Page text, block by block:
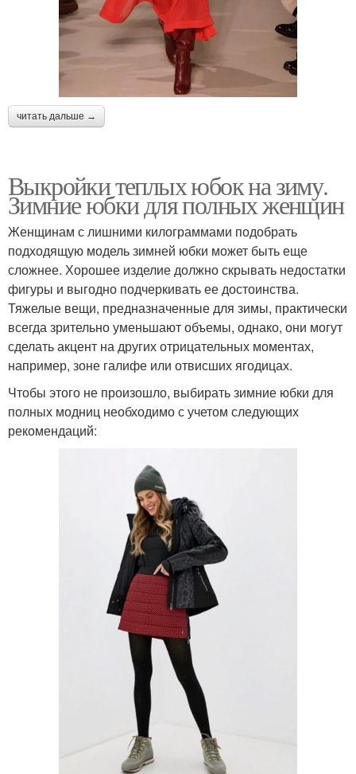
читать дальше →
Выкройки теплых юбок на зиму.
Зимние юбки для полных женщин
Женщинам с лишними килограммами подобрать
подходящую модель зимней юбки может быть еще
сложнее. Хорошее изделие должно скрывать недостатки
фигуры и выгодно подчеркивать ее достоинства.
Тяжелые вещи, предназначенные для зимы, практически
всегда зрительно уменьшают объемы, однако, они могут
сделать акцент на других отрицательных моментах,
например, зоне галифе или отвисших ягодицах.
Чтобы этого не произошло, выбирать зимние юбки для
полных модниц необходимо с учетом следующих
рекомендаций: